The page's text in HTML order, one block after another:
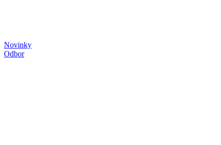
Novinky
Odbor